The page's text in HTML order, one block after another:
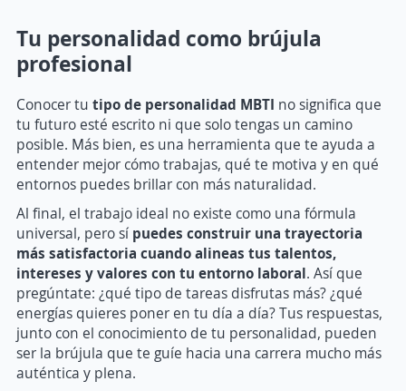
Tu personalidad como brújula
profesional
Conocer tu tipo de personalidad MBTI no significa que
tu futuro esté escrito ni que solo tengas un camino
posible. Más bien, es una herramienta que te ayuda a
entender mejor cómo trabajas, qué te motiva y en qué
entornos puedes brillar con más naturalidad.
Al final, el trabajo ideal no existe como una fórmula
universal, pero sí puedes construir una trayectoria
más satisfactoria cuando alineas tus talentos,
intereses y valores con tu entorno laboral. Así que
pregúntate: ¿qué tipo de tareas disfrutas más? ¿qué
energías quieres poner en tu día a día? Tus respuestas,
junto con el conocimiento de tu personalidad, pueden
ser la brújula que te guíe hacia una carrera mucho más
auténtica y plena.